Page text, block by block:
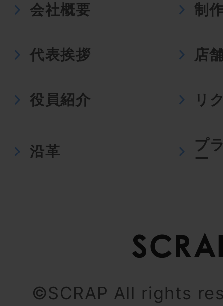
会社概要 制
代表挨拶 店
役員紹介 リ
沿革
プ
ー
©SCRAP All rights